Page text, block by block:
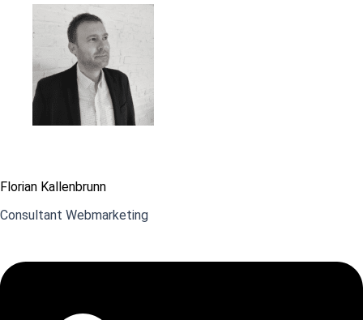
Florian Kallenbrunn
Consultant Webmarketing